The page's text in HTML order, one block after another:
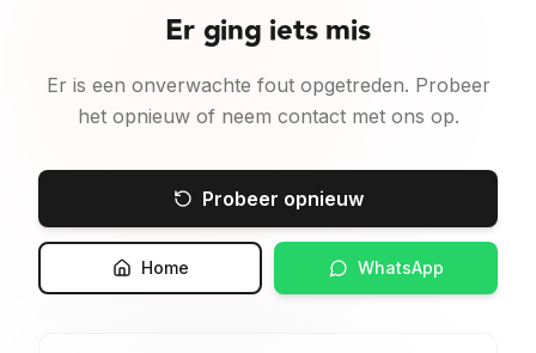
Er ging iets mis
Er is een onverwachte fout opgetreden. Probeer
het opnieuw of neem contact met ons op.
Probeer opnieuw
Home WhatsApp